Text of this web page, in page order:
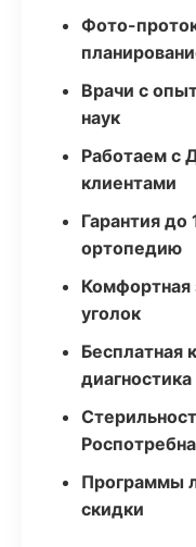
Фото-
Врачи с
наук
Работаем с
клиентами
Гарантия до
ортопедию
Комфортная
уголок
Бесплатная
Программы
скидки